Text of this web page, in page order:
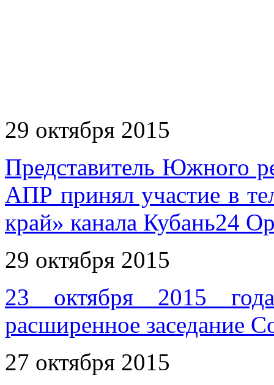
29 октября 2015
Представитель Южного
АПР принял участие в
край» канала Кубань24
29 октября 2015
23 октября 2015
расширенное
27 октября 2015